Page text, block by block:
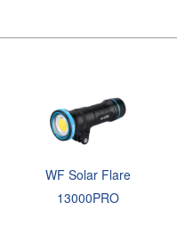
WF Solar Flare
13000PRO